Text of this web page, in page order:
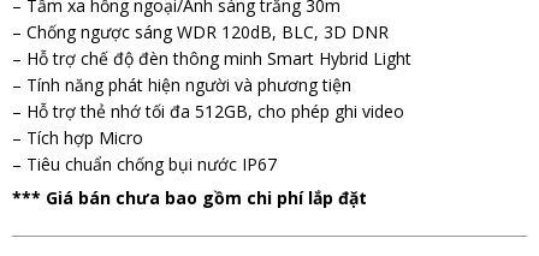
– Tầm xa hồng ngoại/Ánh sáng trắng 30m
– Chống ngược sáng WDR 120dB, BLC, 3D DNR
– Hỗ trợ chế độ đèn thông minh Smart Hybrid Light
– Tính năng phát hiện người và phương tiện
– Hỗ trợ thẻ nhớ tối đa 512GB, cho phép ghi video
– Tích hợp Micro
– Tiêu chuẩn chống bụi nước IP67
*** Giá bán chưa bao gồm chi phí lắp đặt